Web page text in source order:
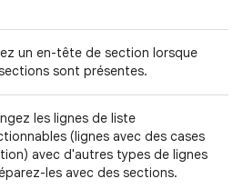
un en-tête de section lorsque
sont présentes.
les lignes de liste
(lignes avec des cases
avec d'autres types de lignes
les avec des sections.